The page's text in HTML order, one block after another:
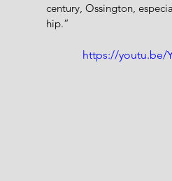
century, Ossington,
hip.”
https://youtu.be/